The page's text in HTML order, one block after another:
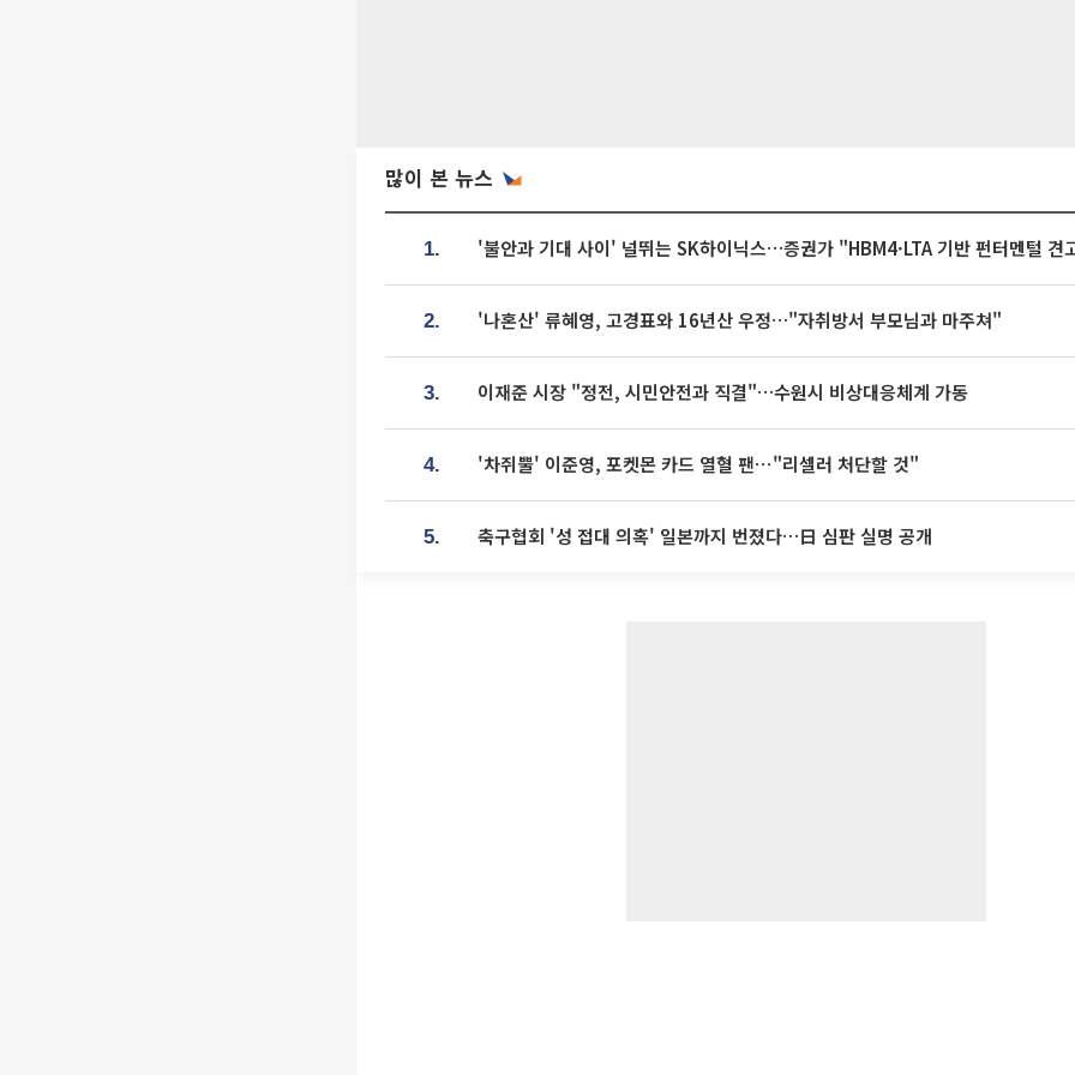
많이 본 뉴스
1. '불안과 기대 사이' 널뛰는 SK하이닉스…증권가 "HBM4·LTA 기반 펀터멘털 견
2. '나혼산' 류혜영, 고경표와 16년산 우정…"자취방서 부모님과 마주쳐"
3. 이재준 시장 "정전, 시민안전과 직결"…수원시 비상대응체계 가동
4. '차쥐뿔' 이준영, 포켓몬 카드 열혈 팬⋯"리셀러 처단할 것"
5. 축구협회 '성 접대 의혹' 일본까지 번졌다…日 심판 실명 공개